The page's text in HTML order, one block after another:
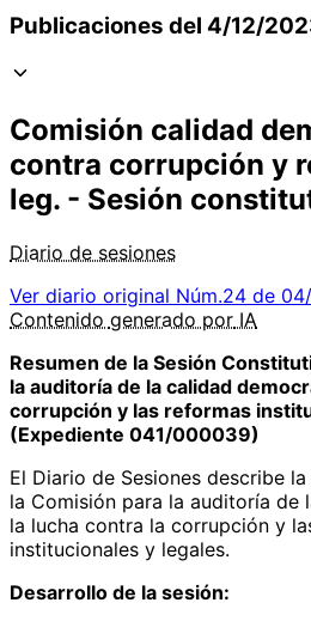
Publicaciones del 4/12/
Comisión calidad
contra corrupción y
leg. - Sesión
Diario de sesiones
Ver diario original Núm.24 de
Contenido generado por IA
Resumen de la Sesión
la auditoría de la calidad
corrupción y las reformas
(Expediente 041/000039)
El Diario de Sesiones describe
la Comisión para la auditoría de
la lucha contra la corrupción y
institucionales y legales.
Desarrollo de la sesión: